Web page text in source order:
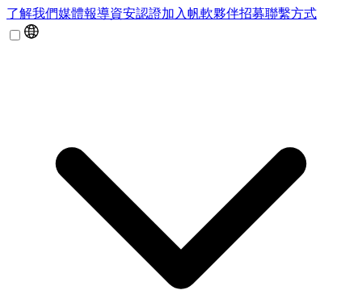
了解我們媒體報導資安認證加入帆軟夥伴招募聯繫方式